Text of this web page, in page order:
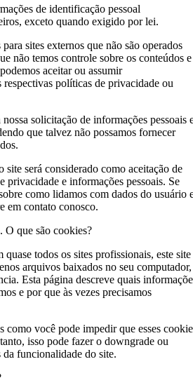
de identificação pessoal
exceto quando exigido por lei.
sites externos que não são operados
não temos controle sobre os conteúdos e
aceitar ou assumir
respectivas políticas de privacidade ou
solicitação de informações pessoais
que talvez não possamos fornecer
site será considerado como aceitação de
privacidade e informações pessoais. Se
como lidamos com dados do usuário
em contato conosco.
O que são cookies?
todos os sites profissionais, este site
arquivos baixados no seu computador,
Esta página descreve quais
e por que às vezes precisamos
como você pode impedir que esses
isso pode fazer o downgrade ou
da funcionalidade do site.